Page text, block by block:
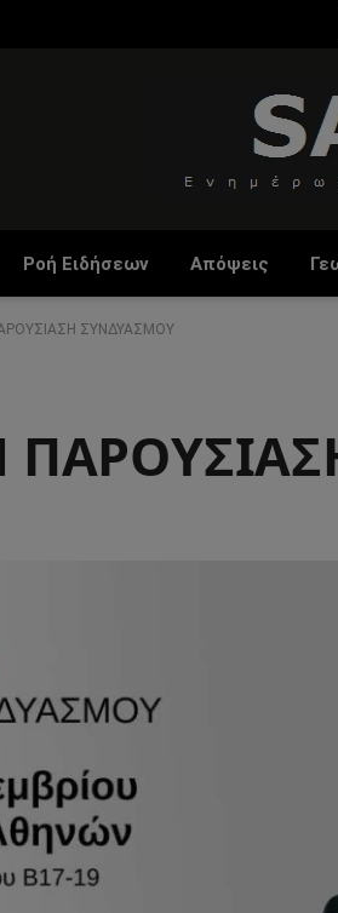
Ροή Ειδήσεων Απόψεις
ΣΥΝΔΥΑΣΜΟΥ